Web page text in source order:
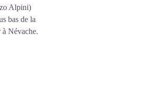
Alpini)
bas de la
Névache.